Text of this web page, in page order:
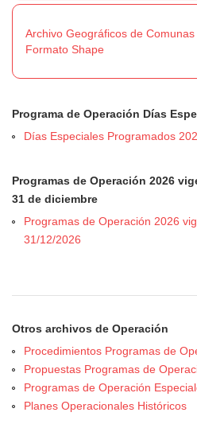
Archivo Geográficos de
Formato Shape
Programa de Operación Días
Días Especiales Programados
Programas de Operación 2026
31 de diciembre
Programas de Operación 2026
31/12/2026
Otros archivos de Operación
Procedimientos Programas de
Propuestas Programas de
Programas de Operación
Planes Operacionales Históricos